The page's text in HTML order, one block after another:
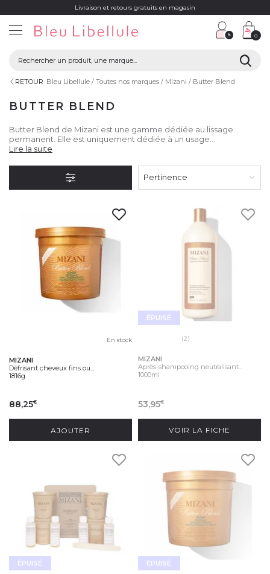
Livraison et retours gratuits en magasin
0
RETOUR Bleu Libellule Toutes nos marques Mizani Butter Blend
BUTTER BLEND
Butter Blend de Mizani est une gamme dédiée au lissage
permanent. Elle est uniquement dédiée à un usage
professionnel et se définit par un protocole professionnel de
offrir un lissage durable et parfait.
Lire la suite
Pertinence
En stock
MIZANI
Défrisant cheveux fins ou...
1816g
88,25€
AJOUTER
ÉPUISÉ
(2)
MIZANI
Après-shampooing neutralisant...
1000ml
53,95€
VOIR LA FICHE
ÉPUISÉ ÉPUISÉ